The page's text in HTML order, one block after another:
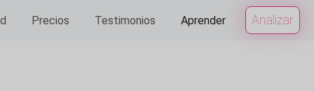
Precios Testimonios Aprender Analizar